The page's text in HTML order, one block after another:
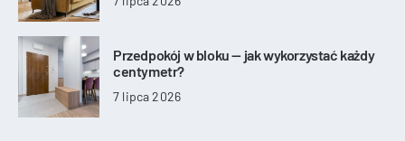
Przedpokój w bloku — jak wykorzystać każdy
centymetr?
7 lipca 2026